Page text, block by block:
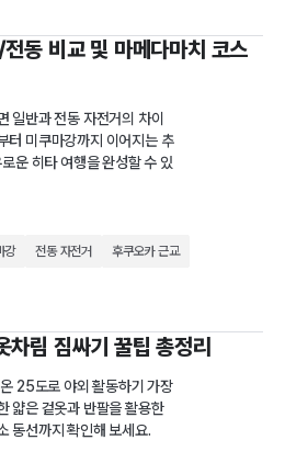
동 비교 및 마메다마치 코스
일반과 전동 자전거의 차이
터 미쿠마강까지 이어지는 추
운 히타 여행을 완성할 수 있
강 전동 자전거 후쿠오카 근교
림 짐싸기 꿀팁 총정리
25도로 야외 활동하기 가장
얇은 겉옷과 반팔을 활용한
동선까지 확인해 보세요.